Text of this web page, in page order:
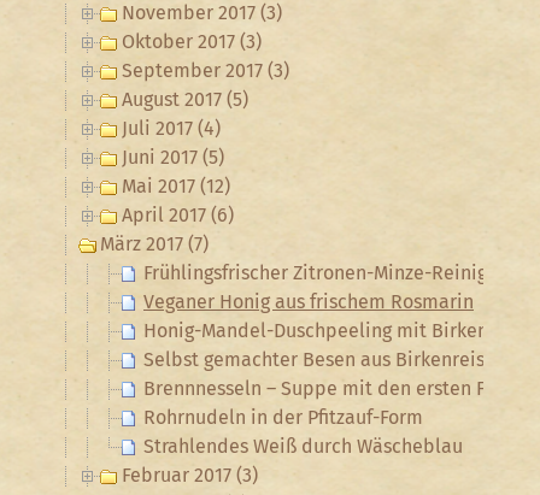
November 2017 (3)
Oktober 2017 (3)
September 2017 (3)
August 2017 (5)
Juli 2017 (4)
Juni 2017 (5)
Mai 2017 (12)
April 2017 (6)
März 2017 (7)
Frühlingsfrischer Zitronen-Minze-Reiniger
Veganer Honig aus frischem Rosmarin
Honig-Mandel-Duschpeeling mit
Selbst gemachter Besen aus Birkenreisig
Brennnesseln – Suppe mit den ersten
Rohrnudeln in der Pfitzauf-Form
Strahlendes Weiß durch Wäscheblau
Februar 2017 (3)